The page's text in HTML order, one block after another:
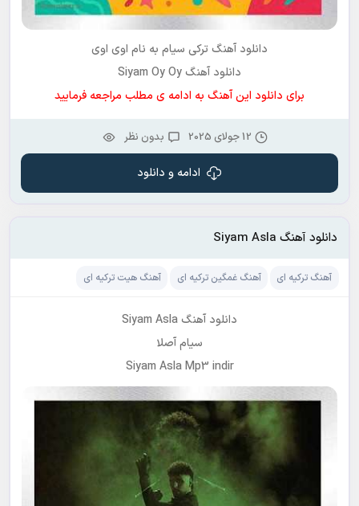
دانلود آهنگ ترکی سیام به نام اوی اوی
دانلود آهنگ Siyam Oy Oy
برای دانلود این آهنگ به ادامه ی مطلب مراجعه فرمایید
12 جولای 2025 بدون نظر
ادامه و دانلود
دانلود آهنگ Siyam Asla
آهنگ ترکیه ای آهنگ غمگین ترکیه ای آهنگ هیت ترکیه ای
دانلود آهنگ Siyam Asla
سیام آصلا
Siyam Asla Mp3 indir